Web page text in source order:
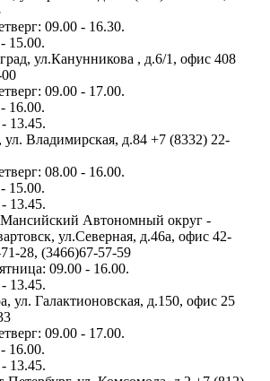
09.00 - 16.30.
15.00.
ул.Канунникова , д.6/1, офис 408
09.00 - 17.00.
16.00.
13.45.
ул. Владимирская, д.84 +7 (8332) 22-
08.00 - 16.00.
15.00.
13.45.
Автономный округ -
ул.Северная, д.46а, офис 42-
28, (3466)67-57-59
09.00 - 16.00.
13.45.
ул. Галактионовская, д.150, офис 25
09.00 - 17.00.
16.00.
13.45.